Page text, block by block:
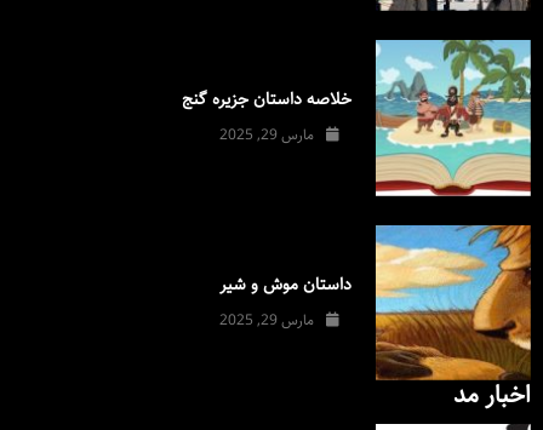
خلاصه داستان جزیره گنج
مارس 29, 2025
داستان موش و شیر
مارس 29, 2025
اخبار مد